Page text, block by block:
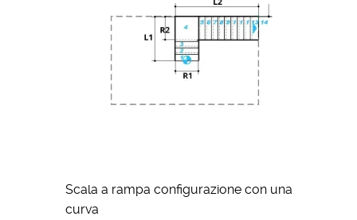
Scala a rampa configurazione con una
curva